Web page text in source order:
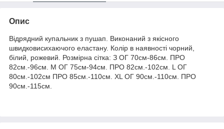
Опис
Відрядний купальник з пушап. Виконаний з якісного
швидковисихаючого еластану. Колір в наявності чорний,
білий, рожевий. Розмірна сітка: З ОГ 70см-86см. ПРО
82см.-96см. M ОГ 75см-94см. ПРО 82см.-102см. L ОГ
80см.-102см ПРО 85см.-110см. XL ОГ 90см.-110см. ПРО
90см.-115см.